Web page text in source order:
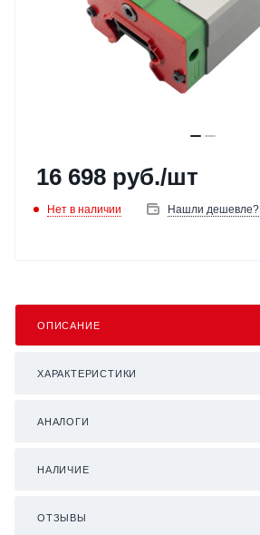
16 698 руб./шт
Нет в наличии Нашли дешевле?
ОПИСАНИЕ
ХАРАКТЕРИСТИКИ
АНАЛОГИ
НАЛИЧИЕ
ОТЗЫВЫ